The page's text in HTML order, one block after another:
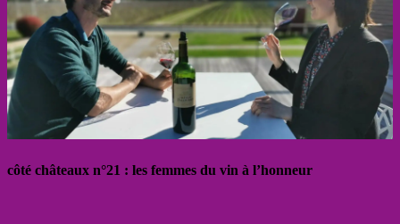
côté châteaux n°21 : les femmes du vin à l’honneur